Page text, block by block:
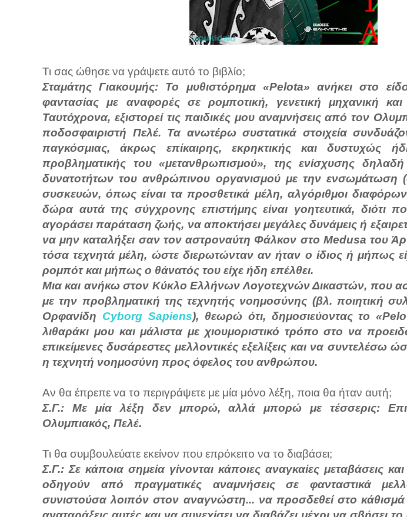
Τι σας ώθησε να γράψετε αυτό το βιβλίο;
Σταμάτης Γιακουμής: Το μυθιστόρημα «Pelota» ανήκει στο
φαντασίας με αναφορές σε ρομποτική, γενετική μηχανική
Ταυτόχρονα, εξιστορεί τις παιδικές μου αναμνήσεις από τον
ποδοσφαιριστή Πελέ. Τα ανωτέρω συστατικά στοιχεία
παγκόσμιας, άκρως επίκαιρης, εκρηκτικής και δυστυχώς
προβληματικής του «μετανθρωπισμού», της ενίσχυσης
δυνατοτήτων του ανθρώπινου οργανισμού με την ενσωμάτωση
συσκευών, όπως είναι τα προσθετικά μέλη, αλγόριθμοι
δώρα αυτά της σύγχρονης επιστήμης είναι γοητευτικά, διότι
αγοράσει παράταση ζωής, να αποκτήσει μεγάλες δυνάμεις ή
να μην καταλήξει σαν τον αστροναύτη Φάλκον στο Medusa του
τόσα τεχνητά μέλη, ώστε διερωτώνταν αν ήταν ο ίδιος ή μήπως
ρομπότ και μήπως ο θάνατός του είχε ήδη επέλθει.
Μια και ανήκω στον Κύκλο Ελλήνων Λογοτεχνών Δικαστών, που
με την προβληματική της τεχνητής νοημοσύνης (βλ. ποιητική
Ορφανίδη Cyborg Sapiens), θεωρώ ότι, δημοσιεύοντας το
λιθαράκι μου και μάλιστα με χιουμοριστικό τρόπο στο να
επικείμενες δυσάρεστες μελλοντικές εξελίξεις και να συντελέσω
η τεχνητή νοημοσύνη προς όφελος του ανθρώπου.
Αν θα έπρεπε να το περιγράψετε με μία μόνο λέξη, ποια θα ήταν αυτή;
Σ.Γ.: Με μία λέξη δεν μπορώ, αλλά μπορώ με τέσσερις:
Ολυμπιακός, Πελέ.
Τι θα συμβουλεύατε εκείνον που επρόκειτο να το διαβάσει;
Σ.Γ.: Σε κάποια σημεία γίνονται κάποιες αναγκαίες μεταβάσεις
οδηγούν από πραγματικές αναμνήσεις σε φανταστικά
συνιστούσα λοιπόν στον αναγνώστη... να προσδεθεί στο κάθισμά